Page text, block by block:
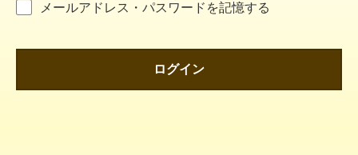
メールアドレス・パスワードを記憶する
ログイン